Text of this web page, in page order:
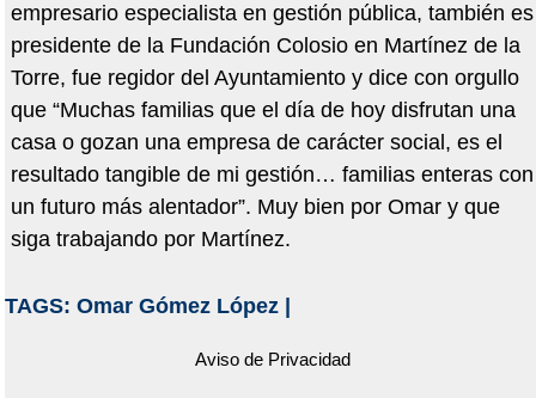
empresario especialista en gestión pública, también es
presidente de la Fundación Colosio en Martínez de la
Torre, fue regidor del Ayuntamiento y dice con orgullo
que “Muchas familias que el día de hoy disfrutan una
casa o gozan una empresa de carácter social, es el
resultado tangible de mi gestión… familias enteras con
un futuro más alentador”. Muy bien por Omar y que
siga trabajando por Martínez.
TAGS: Omar Gómez López|
Aviso de Privacidad